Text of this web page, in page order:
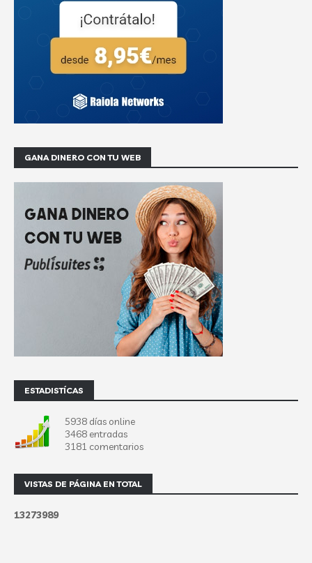
GANA DINERO CON TU WEB
ESTADISTÍCAS
5938 días online
3468 entradas
3181 comentarios
VISTAS DE PÁGINA EN TOTAL
13273989